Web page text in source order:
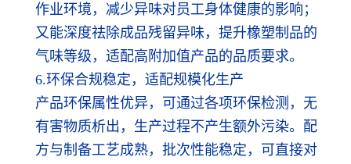
作业环境，减少异味对员工身体健康的影响；
又能深度祛除成品残留异味，提升橡塑制品的
气味等级，适配高附加值产品的品质要求。
6.环保合规稳定，适配规模化生产
产品环保属性优异，可通过各项环保检测，无
有害物质析出，生产过程不产生额外污染。配
方与制备工艺成熟，批次性能稳定，可直接对